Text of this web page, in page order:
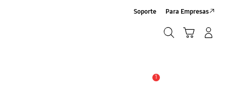
Soporte Para Empresas
1